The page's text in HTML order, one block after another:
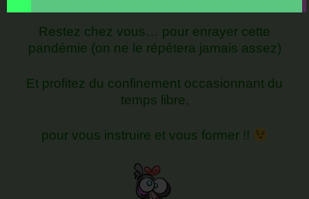
Restez chez vous… pour enrayer cette
pandémie (on ne le répétera jamais assez)
Et profitez du confinement occasionnant du
temps libre,
pour vous instruire et vous former !!